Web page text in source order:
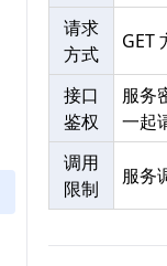
请求
方式
GET
接口
鉴权
服务
一起
调用
限制
服务